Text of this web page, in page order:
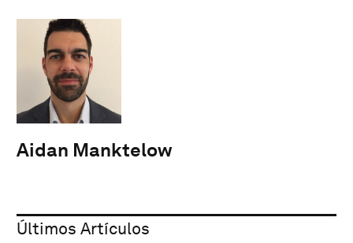
Aidan Manktelow
Últimos Artículos